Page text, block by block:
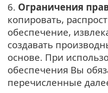
6. Ограничения
копировать,
обеспечение,
создавать
основе. При
обеспечения Вы
перечисленные